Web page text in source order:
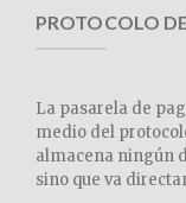
PROTOCOLO
La pasarela de
medio del
almacena ningún
sino que va